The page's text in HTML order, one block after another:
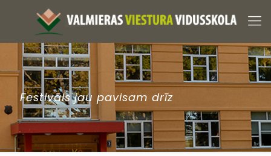
Festivāls jau pavisam drīz